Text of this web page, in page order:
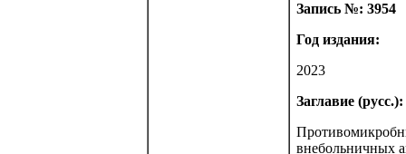
Запись №: 3954
Год издания:
2023
Заглавие (русс.):
внебольничных